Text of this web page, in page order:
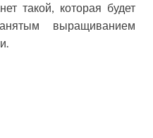
такой, которая будет
выращиванием